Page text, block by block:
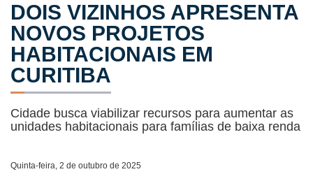
DOIS VIZINHOS APRESENTA
NOVOS PROJETOS
HABITACIONAIS EM
CURITIBA
Cidade busca viabilizar recursos para aumentar as
unidades habitacionais para famílias de baixa renda
Quinta-feira, 2 de outubro de 2025